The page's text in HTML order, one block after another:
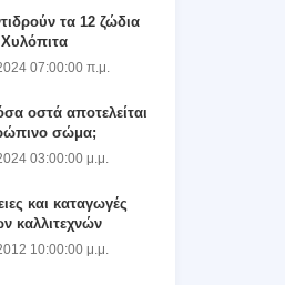
τα 12 ζώδια
07:00:00 π.μ.
οστά αποτελείται
σώμα;
03:00:00 μ.μ.
και καταγωγές
καλλιτεχνών
10:00:00 μ.μ.